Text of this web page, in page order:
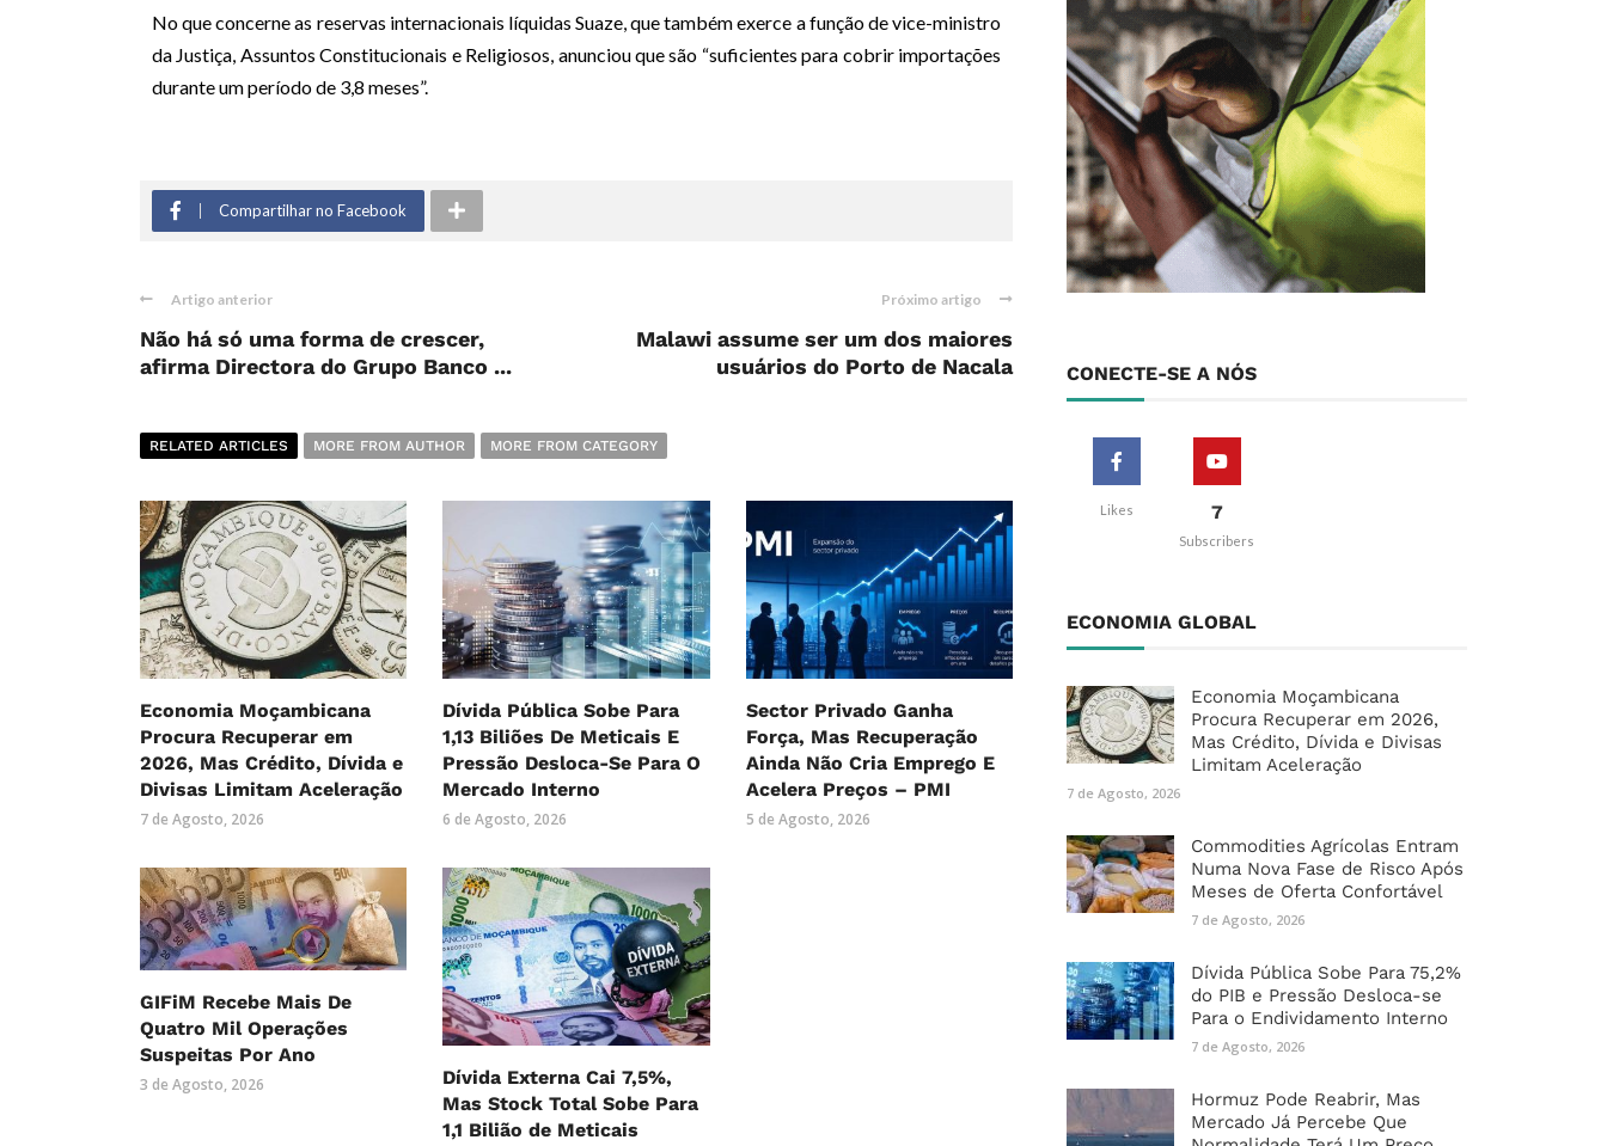
No que concerne as reservas internacionais líquidas Suaze, que também exerce a função de vice-ministro
da Justiça, Assuntos Constitucionais e Religiosos, anunciou que são “suficientes para cobrir importações
durante um período de 3,8 meses”.
Compartilhar no Facebook
Artigo anterior
Não há só uma forma de crescer,
afirma Directora do Grupo Banco ...
Próximo artigo
Malawi assume ser um dos maiores
usuários do Porto de Nacala
RELATED ARTICLES MORE FROM AUTHOR MORE FROM CATEGORY
Economia Moçambicana
Procura Recuperar em
2026, Mas Crédito, Dívida e
Divisas Limitam Aceleração
7 de Agosto, 2026
Dívida Pública Sobe Para
1,13 Biliões De Meticais E
Pressão Desloca-Se Para O
Mercado Interno
6 de Agosto, 2026
Sector Privado Ganha
Força, Mas Recuperação
Ainda Não Cria Emprego E
Acelera Preços – PMI
5 de Agosto, 2026
GIFiM Recebe Mais De
Quatro Mil Operações
Suspeitas Por Ano
3 de Agosto, 2026
Dívida Externa Cai 7,5%,
Mas Stock Total Sobe Para
1,1 Bilião de Meticais
CONECTE-SE A NÓS
Likes 7
Subscribers
ECONOMIA GLOBAL
Economia Moçambicana
Procura Recuperar em 2026,
Mas Crédito, Dívida e Divisas
Limitam Aceleração
7 de Agosto, 2026
Commodities Agrícolas Entram
Numa Nova Fase de Risco Após
Meses de Oferta Confortável
7 de Agosto, 2026
Dívida Pública Sobe Para 75,2%
do PIB e Pressão Desloca-se
Para o Endividamento Interno
7 de Agosto, 2026
Hormuz Pode Reabrir, Mas
Mercado Já Percebe Que